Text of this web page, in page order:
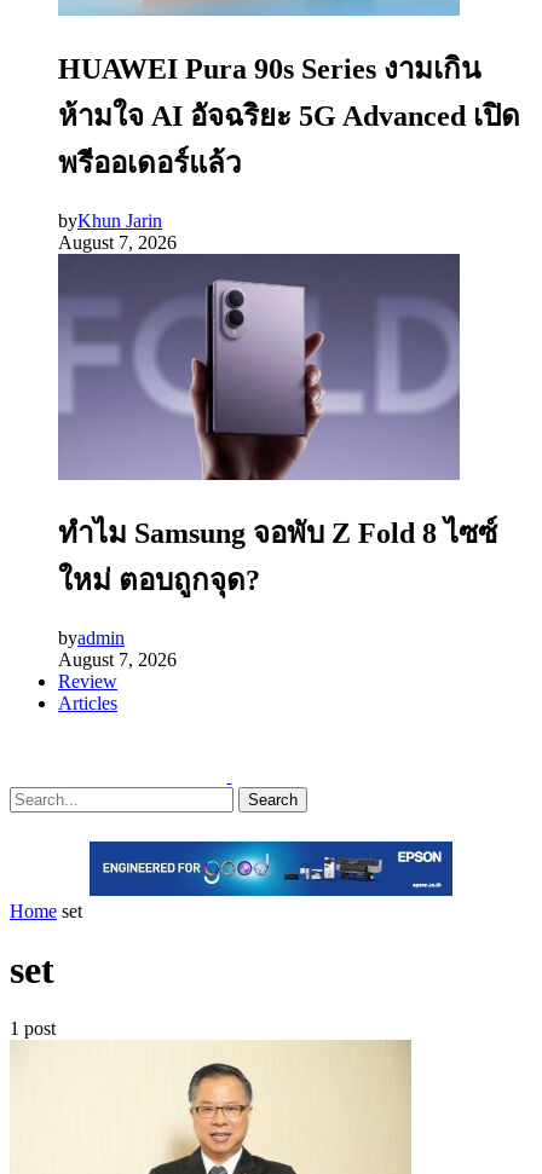
HUAWEI Pura 90s Series งามเกิน
ห้ามใจ AI อัจฉริยะ 5G Advanced เปิด
พรีออเดอร์แล้ว
byKhun Jarin
August 7, 2026
ทำไม Samsung จอพับ Z Fold 8 ไซซ์
ใหม่ ตอบถูกจุด?
byadmin
August 7, 2026
Review
Articles
Search
Home set
set
1 post